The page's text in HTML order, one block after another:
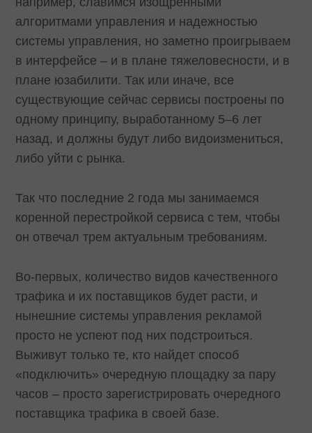
алгоритмами управления и надежностью
системы управления, но заметно проигрываем
в интерфейсе – и в плане тяжеловесности, и в
плане юзабилити. Так или иначе, все
существующие сейчас сервисы построены по
одному принципу, выработанному 5–6 лет
назад, и должны будут либо видоизмениться,
либо уйти с рынка.
Так что последние 2 года мы занимаемся
коренной перестройкой сервиса с тем, чтобы
он отвечал трeм актуальным требованиям.
Во-первых, количество видов качественного
трафика и их поставщиков будет расти, и
нынешние системы управления рекламой
просто не успеют под них подстроиться.
Выживут только те, кто найдeт способ
«подключить» очередную площадку за пару
часов – просто зарегистрировать очередного
поставщика трафика в своей базе.